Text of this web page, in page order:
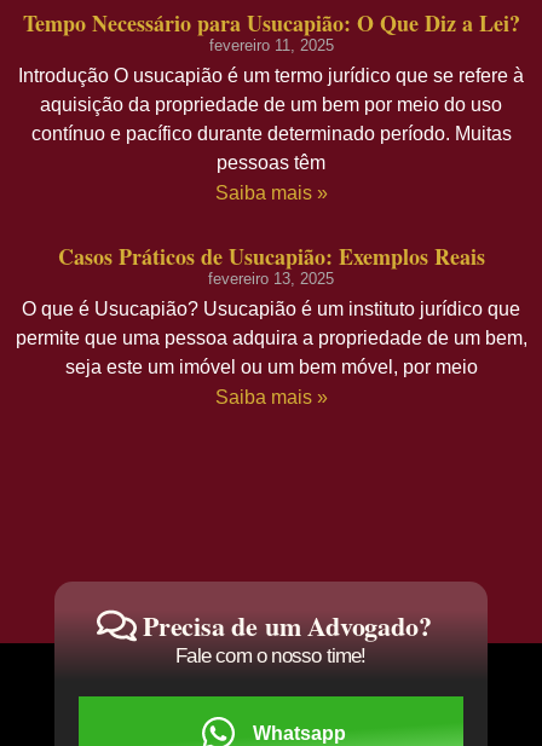
Tempo Necessário para Usucapião: O Que Diz a Lei?
fevereiro 11, 2025
Introdução O usucapião é um termo jurídico que se refere à
aquisição da propriedade de um bem por meio do uso
contínuo e pacífico durante determinado período. Muitas
pessoas têm
Saiba mais »
Casos Práticos de Usucapião: Exemplos Reais
fevereiro 13, 2025
O que é Usucapião? Usucapião é um instituto jurídico que
permite que uma pessoa adquira a propriedade de um bem,
seja este um imóvel ou um bem móvel, por meio
Saiba mais »
Precisa de um Advogado?
Fale com o nosso time!
Whatsapp